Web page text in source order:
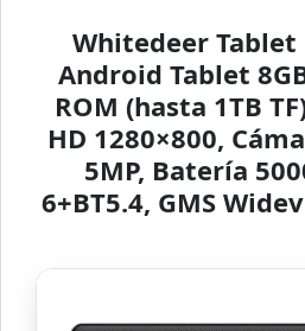
Whitedeer Tablet
Android Tablet
ROM (hasta 1TB
HD 1280×800,
5MP, Batería
6+BT5.4, GMS